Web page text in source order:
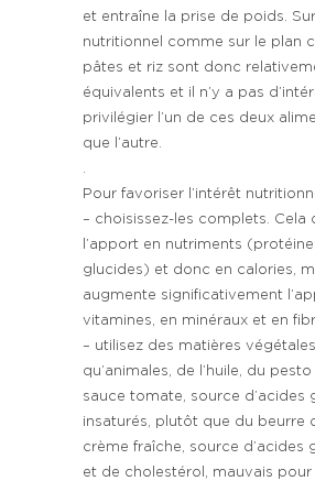
et entraîne la prise de poids.
nutritionnel comme sur le plan
pâtes et riz sont donc
équivalents et il n’y a pas
privilégier l’un de ces deux
que l’autre.
.
Pour favoriser l’intérêt
– choisissez-les complets. Cela
l’apport en nutriments
glucides) et donc en calories,
augmente significativement
vitamines, en minéraux et en
– utilisez des matières
qu’animales, de l’huile, du
sauce tomate, source d’acides
insaturés, plutôt que du beurre
crème fraîche, source d’acides
et de cholestérol, mauvais pour